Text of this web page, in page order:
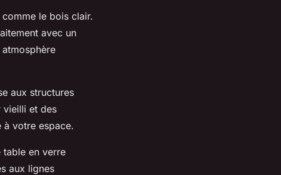
le bois clair.
avec un
aux structures
vieilli et des
à votre espace.
table en verre
aux lignes